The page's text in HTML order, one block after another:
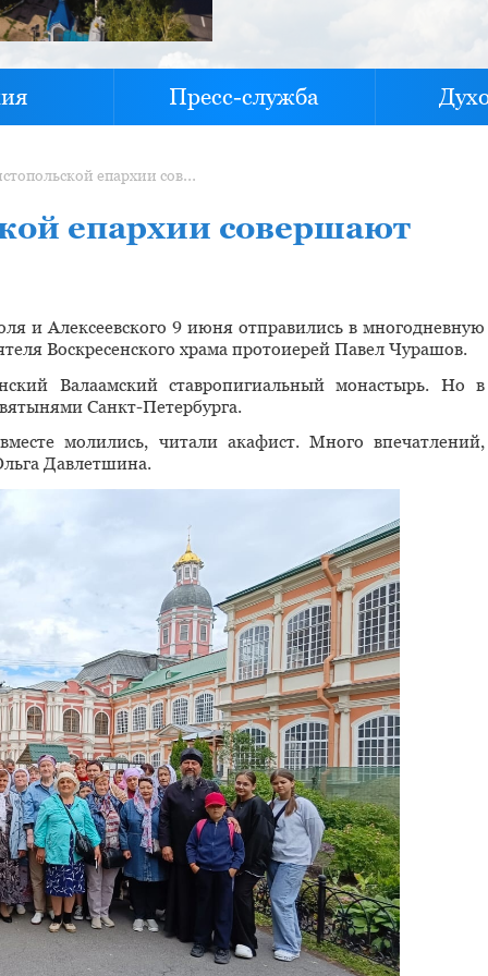
Пресс-служба
Паломники Чистопольской епархии совершают поездку на Валаам
епархии совершают
и Алексеевского 9 июня отправились в многодневную
Воскресенского храма протоиерей Павел Чурашов.
Валаамский ставропигиальный монастырь. Но в
Санкт-Петербурга.
молились, читали акафист. Много впечатлений,
Давлетшина.